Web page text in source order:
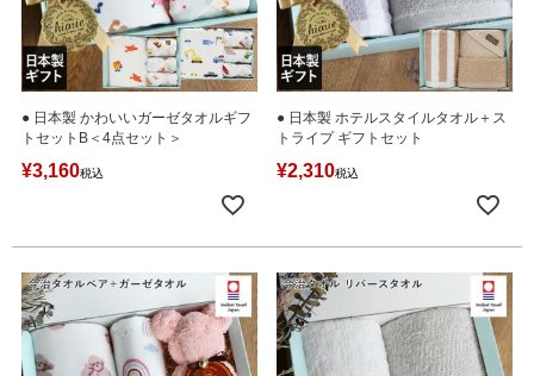
● 日本製 かわいいガーゼタオルギフ
トセットB＜4点セット＞
¥3,160税込
● 日本製 ホテルスタイルタオル＋ス
トライプ ギフトセット
¥2,310税込